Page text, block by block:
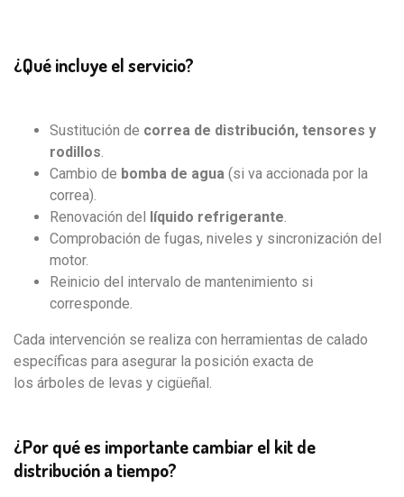
¿Qué incluye el servicio?
Sustitución de correa de distribución, tensores y
rodillos.
Cambio de bomba de agua (si va accionada por la
correa).
Renovación del líquido refrigerante.
Comprobación de fugas, niveles y sincronización del
motor.
Reinicio del intervalo de mantenimiento si
corresponde.
Cada intervención se realiza con herramientas de calado
específicas para asegurar la posición exacta de
los árboles de levas y cigüeñal.
¿Por qué es importante cambiar el kit de
distribución a tiempo?